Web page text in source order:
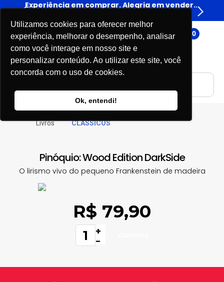
Utilizamos cookies para oferecer melhor
experiência, melhorar o desempenho, analisar
como você interage em nosso site e
personalizar conteúdo. Ao utilizar este site, você
concorda com o uso de cookies.
Ok, entendi!
Alegria em vender... Experiência em comprar.
Livros
0
Livros CLÁSSICOS
Pinóquio: Wood Edition DarkSide
O lirismo vivo do pequeno Frankenstein de madeira
R$ 79,90
+
-